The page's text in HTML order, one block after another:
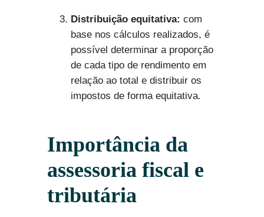
Distribuição equitativa: com
base nos cálculos realizados, é
possível determinar a proporção
de cada tipo de rendimento em
relação ao total e distribuir os
impostos de forma equitativa.
Importância da
assessoria fiscal e
tributária